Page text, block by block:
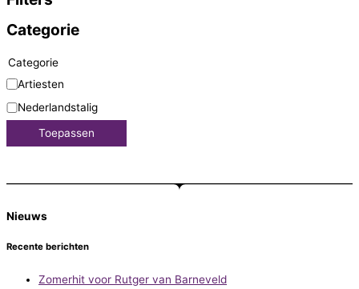
Categorie
Categorie
Artiesten
Nederlandstalig
Toepassen
Nieuws
Recente berichten
Zomerhit voor Rutger van Barneveld